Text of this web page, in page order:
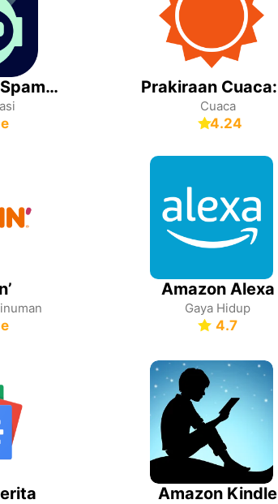
Robokiller - Spam Call Blocker
Cuaca
4.24
Amazon Alexa
Gaya Hidup
4.7
Amazon Kindle